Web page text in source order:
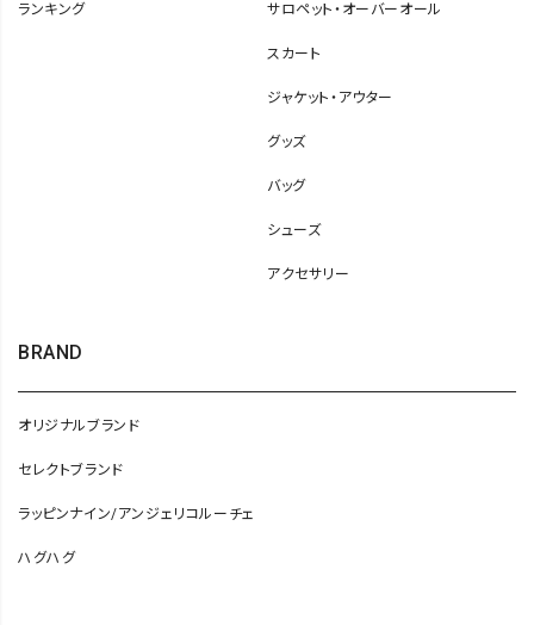
ランキング サロペット・オーバーオール
スカート
ジャケット・アウター
グッズ
バッグ
シューズ
アクセサリー
BRAND
オリジナルブランド
セレクトブランド
ラッピンナイン/アンジェリコルーチェ
ハグハグ